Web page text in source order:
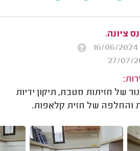
ציונה.
של חזיתות מטבח, תיקון ידיות
והחלפה של חזית קלאפות.